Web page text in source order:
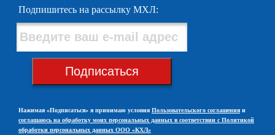
Подпишитесь на рассылку МХЛ:
Подписаться
Нажимая «Подписаться» я принимаю условия Пользовательского соглашения и
соглашаюсь на обработку моих персональных данных в соответствии с Политикой
обработки персональных данных ООО «КХЛ»